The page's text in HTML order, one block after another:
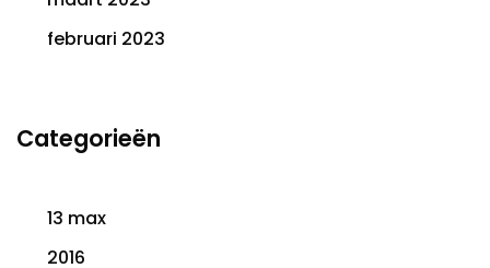
februari 2023
Categorieën
13 max
2016